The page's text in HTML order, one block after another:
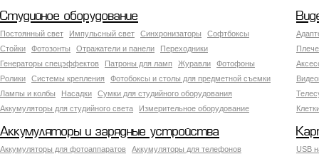
Студийное оборудование
Постоянный свет Импульсный свет Синхронизаторы
Софтбоксы
Стойки
Фотозонты Отражатели и панели
Переходники
Генераторы спецэффектов
Патроны для ламп Журавли
Фотофоны
Ролики
Системы крепления
Фотобоксы и столы для предметной съемки
Лампы и колбы
Насадки
Сумки для студийного оборудования
Аккумуляторы для студийного света
Измерительное оборудование
Аккумуляторы и зарядные устройства
Аккумуляторы для фотоаппаратов
Аккумуляторы для телефонов
USB